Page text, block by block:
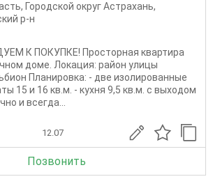
, Городской округ Астрахань,
р-н
К ПОКУПКЕ! Просторная квартира
доме. Локация: район улицы
Планировка: - две изолированные
15 и 16 кв.м. - кухня 9,5 кв.м. с выходом
и всегда...
12.07
Позвонить